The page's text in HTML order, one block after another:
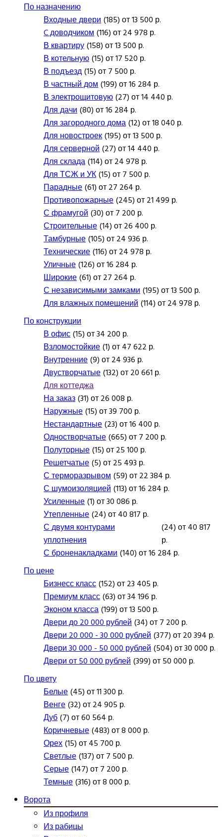
По назначению
Входные двери(185) от 13 500 р.
C доводчиком(116) от 24 978 р.
В квартиру(158) от 13 500 р.
В котельную(15) от 17 520 р.
В подъезд(15) от 7 500 р.
В частный дом(199) от 16 284 р.
В электрощитовую(27) от 14 440 р.
Для дачи(80) от 16 284 р.
Для загородного дома(12) от 18 040 р.
Для новостроек(195) от 13 500 р.
Для серверной(27) от 14 440 р.
Для склада(114) от 24 978 р.
Для ТСЖ и УК(15) от 7 500 р.
Парадные(61) от 27 264 р.
Противопожарные(245) от 21 499 р.
С фрамугой(30) от 7 200 р.
Строительные(14) от 26 400 р.
Тамбурные(105) от 24 936 р.
Технические(116) от 24 978 р.
Уличные(126) от 16 284 р.
Широкие(61) от 27 264 р.
С независимыми замками(195) от 13 500 р.
Для влажных помещений(114) от 24 978 р.
По конструкции
В офис(15) от 34 200 р.
Взломостойкие(1) от 47 622 р.
Внутренние(9) от 24 936 р.
Двустворчатые(132) от 20 661 р.
Для коттеджа
На заказ(31) от 26 008 р.
Наружные(15) от 39 700 р.
Нестандартные(23) от 16 400 р.
Одностворчатые(665) от 7 200 р.
Полуторные(15) от 25 100 р.
Решетчатые(5) от 25 493 р.
С терморазрывом(59) от 22 384 р.
С шумоизоляцией(113) от 16 284 р.
Усиленные(1) от 30 086 р.
Утепленные(24) от 40 817 р.
С двумя контурами
уплотнения
(24) от 40 817
р.
С броненакладками(140) от 16 284 р.
По цене
Бизнесс класс(152) от 23 405 р.
Премиум класс(63) от 34 196 р.
Эконом класса(199) от 13 500 р.
Двери до 20 000 рублей(34) от 7 200 р.
Двери 20 000 - 30 000 рублей(377) от 20 394 р.
Двери 30 000 - 50 000 рублей(504) от 30 000 р.
Двери от 50 000 рублей(399) от 50 000 р.
По цвету
Белые(45) от 11 300 р.
Венге(32) от 24 905 р.
Дуб(7) от 60 564 р.
Коричневые(483) от 8 000 р.
Орех(15) от 45 700 р.
Светлые(137) от 7 500 р.
Серые(147) от 7 200 р.
Темные(316) от 8 000 р.
Ворота
Из профиля
Из рабицы